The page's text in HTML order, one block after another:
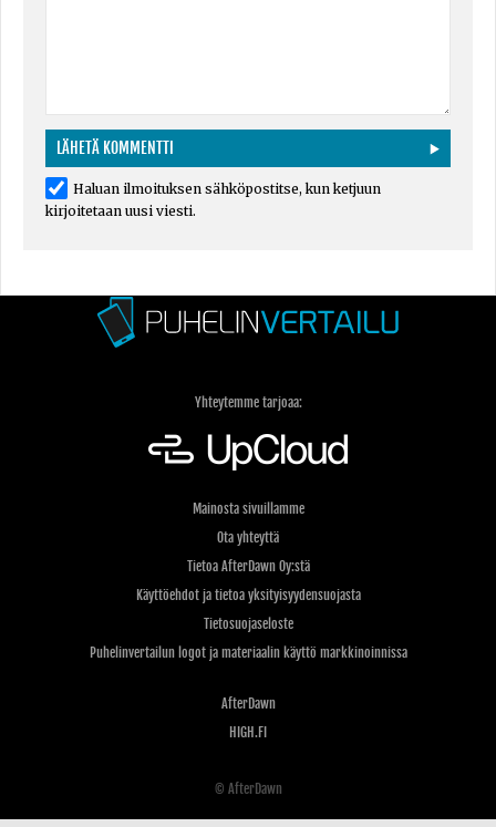
Haluan ilmoituksen sähköpostitse, kun ketjuun
kirjoitetaan uusi viesti.
Yhteytemme tarjoaa:
Mainosta sivuillamme
Ota yhteyttä
Tietoa AfterDawn Oy:stä
Käyttöehdot ja tietoa yksityisyydensuojasta
Tietosuojaseloste
Puhelinvertailun logot ja materiaalin käyttö markkinoinnissa
AfterDawn
HIGH.FI
© AfterDawn